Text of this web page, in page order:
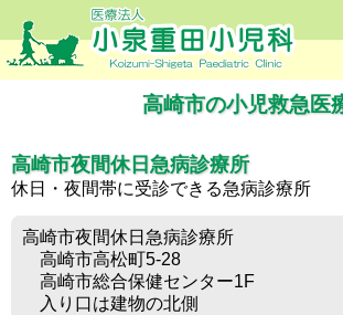
高崎市の小児救急医
高崎市夜間休日急病診療所
休日・夜間帯に受診できる急病診療所
高崎市夜間休日急病診療所
高崎市高松町5-28
高崎市総合保健センター1F
入り口は建物の北側